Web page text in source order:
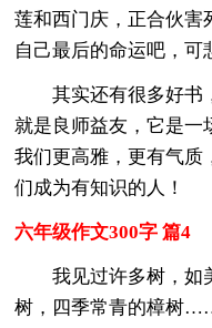
莲和西门庆，正合伙害
自己最后的命运吧，可
其实还有很多好书
就是良师益友，它是一
我们更高雅，更有气质
们成为有知识的人！
六年级作文300字 篇4
我见过许多树，如
树，四季常青的樟树